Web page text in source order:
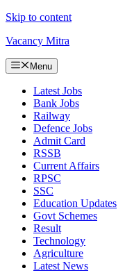
Skip to content
Vacancy Mitra
Menu
Latest Jobs
Bank Jobs
Railway
Defence Jobs
Admit Card
RSSB
Current Affairs
RPSC
SSC
Education Updates
Govt Schemes
Result
Technology
Agriculture
Latest News